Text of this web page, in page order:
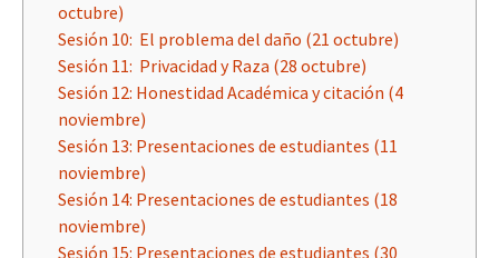
octubre)
Sesión 10: El problema del daño (21 octubre)
Sesión 11: Privacidad y Raza (28 octubre)
Sesión 12: Honestidad Académica y citación (4
noviembre)
Sesión 13: Presentaciones de estudiantes (11
noviembre)
Sesión 14: Presentaciones de estudiantes (18
noviembre)
Sesión 15: Presentaciones de estudiantes (30